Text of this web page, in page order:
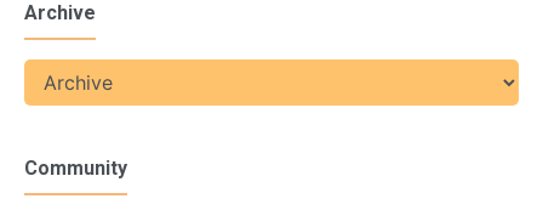
Archive
Community